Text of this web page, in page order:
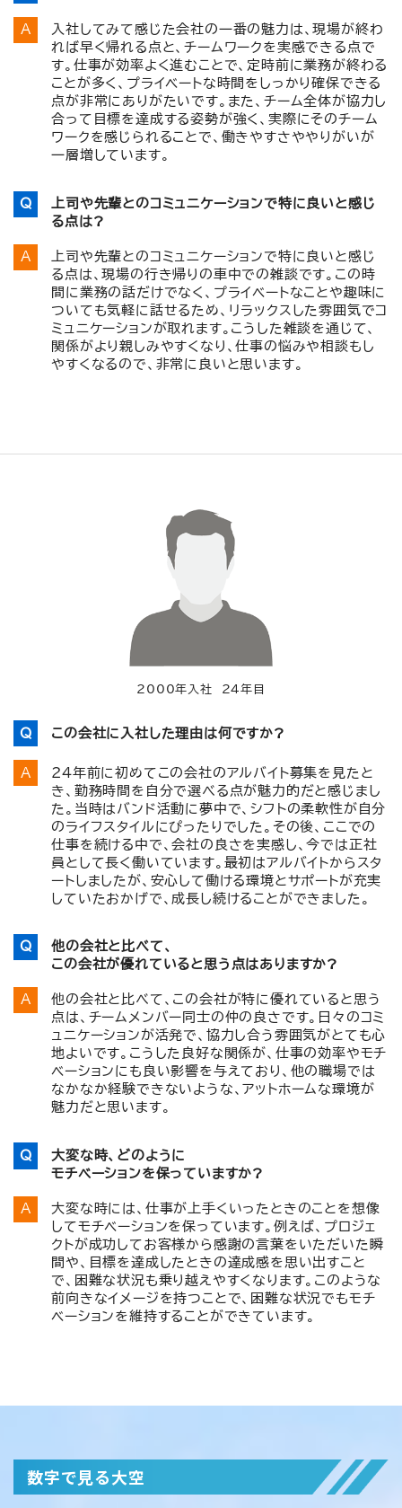
入社してみて感じた会社の一番の魅力は、現場が終わ
れば早く帰れる点と、チームワークを実感できる点で
す。仕事が効率よく進むことで、定時前に業務が終わる
ことが多く、プライベートな時間をしっかり確保できる
点が非常にありがたいです。また、チーム全体が協力し
合って目標を達成する姿勢が強く、実際にそのチーム
ワークを感じられることで、働きやすさややりがいが
一層増しています。
上司や先輩とのコミュニケーションで特に良いと感じ
る点は?
上司や先輩とのコミュニケーションで特に良いと感じ
る点は、現場の行き帰りの車中での雑談です。この時
間に業務の話だけでなく、プライベートなことや趣味に
ついても気軽に話せるため、リラックスした雰囲気でコ
ミュニケーションが取れます。こうした雑談を通じて、
関係がより親しみやすくなり、仕事の悩みや相談もし
やすくなるので、非常に良いと思います。
2000年入社 24年目
この会社に入社した理由は何ですか?
24年前に初めてこの会社のアルバイト募集を見たと
き、勤務時間を自分で選べる点が魅力的だと感じまし
た。当時はバンド活動に夢中で、シフトの柔軟性が自分
のライフスタイルにぴったりでした。その後、ここでの
仕事を続ける中で、会社の良さを実感し、今では正社
員として長く働いています。最初はアルバイトからスタ
ートしましたが、安心して働ける環境とサポートが充実
していたおかげで、成長し続けることができました。
他の会社と比べて、
この会社が優れていると思う点はありますか?
他の会社と比べて、この会社が特に優れていると思う
点は、チームメンバー同士の仲の良さです。日々のコミ
ュニケーションが活発で、協力し合う雰囲気がとても心
地よいです。こうした良好な関係が、仕事の効率やモチ
ベーションにも良い影響を与えており、他の職場では
なかなか経験できないような、アットホームな環境が
魅力だと思います。
大変な時、どのように
モチベーションを保っていますか?
大変な時には、仕事が上手くいったときのことを想像
してモチベーションを保っています。例えば、プロジェ
クトが成功してお客様から感謝の言葉をいただいた瞬
間や、目標を達成したときの達成感を思い出すこと
で、困難な状況も乗り越えやすくなります。このような
前向きなイメージを持つことで、困難な状況でもモチ
ベーションを維持することができています。
数字で見る大空